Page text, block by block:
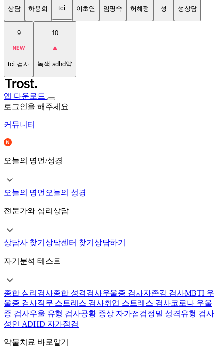
상담 하용희 tci 이초연 임명숙 허혜정 성 성상담
9
tci 검사
10
녹색 adhd약
앱 다운로드
로그인을 해주세요
커뮤니티
오늘의 명언/성경
오늘의 명언 오늘의 성경
전문가와 심리상담
상담사 찾기 상담센터 찾기 상담하기
자기분석 테스트
종합 심리검사종합 성격검사우울증 검사자존감 검사MBTI 우
울증 검사직무 스트레스 검사취업 스트레스 검사코로나 우울
증 검사우울 유형 검사공황 증상 자가점검정밀 성격유형 검사
성인 ADHD 자가점검
약물치료 바로알기